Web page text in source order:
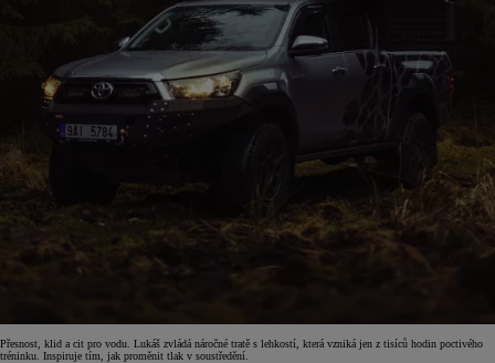
Přesnost, klid a cit pro vodu. Lukáš zvládá náročné tratě s lehkostí, která vzniká jen z tisíců hodin poctivého
tréninku. Inspiruje tím, jak proměnit tlak v soustředění.